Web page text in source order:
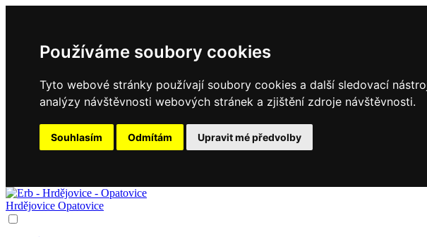
Používáme soubory cookies
Tyto webové stránky používají soubory cookies a další sledovací
analýzy návštěvnosti webových stránek a zjištění zdroje návštěvnosti.
Souhlasím Odmítám Upravit mé předvolby
Hrdějovice Opatovice